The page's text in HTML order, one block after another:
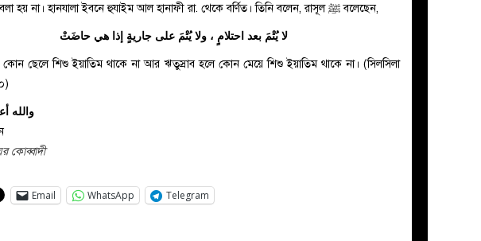
আর ইয়াতিম বলা হয় না। হানযালা ইবনে হুযাইম আল হানাফী রা. থেকে বর্ণিত। তিনি বলেন, রাসূল ﷺ বলেছেন,
لا يُتْمَ بعد احتلامٍ ، ولا يُتْمَ على جاريةٍ إذا هي حاضَتْ
কোন ছেলে শিশু ইয়াতিম থাকে না আর ঋতুস্রাব হলে কোন মেয়ে শিশু ইয়াতিম থাকে না। (সিলসিলা
والله
কোব্বাদী
Email WhatsApp Telegram